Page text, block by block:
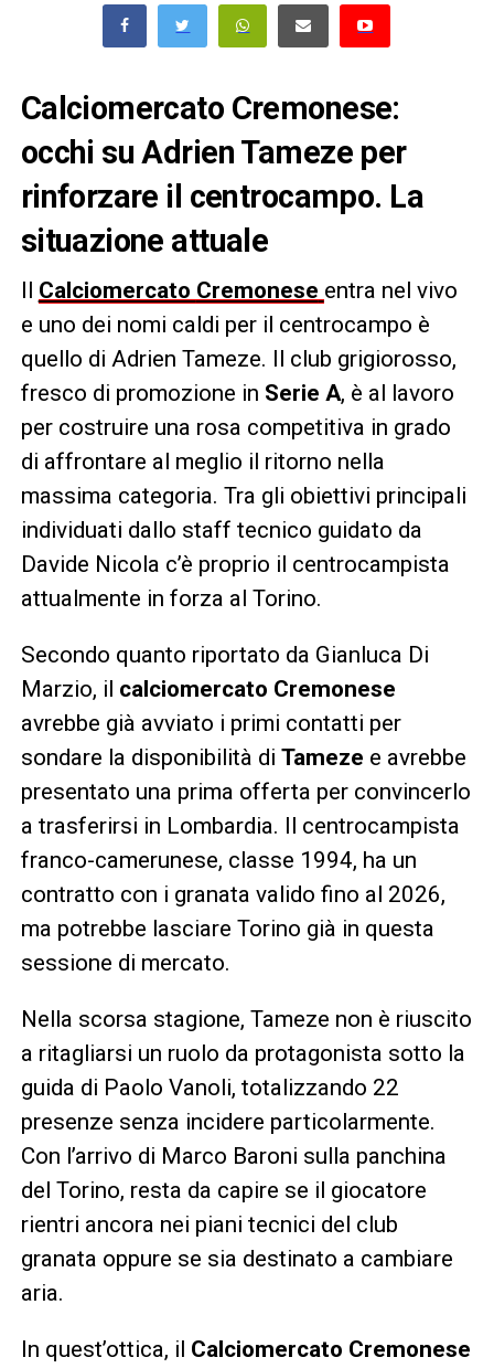
Calciomercato Cremonese:
occhi su Adrien Tameze per
rinforzare il centrocampo. La
situazione attuale
Il Calciomercato Cremonese entra nel vivo
e uno dei nomi caldi per il centrocampo è
quello di Adrien Tameze. Il club grigiorosso,
fresco di promozione in Serie A, è al lavoro
per costruire una rosa competitiva in grado
di affrontare al meglio il ritorno nella
massima categoria. Tra gli obiettivi principali
individuati dallo staff tecnico guidato da
Davide Nicola c’è proprio il centrocampista
attualmente in forza al Torino.
Secondo quanto riportato da Gianluca Di
Marzio, il calciomercato Cremonese
avrebbe già avviato i primi contatti per
sondare la disponibilità di Tameze e avrebbe
presentato una prima offerta per convincerlo
a trasferirsi in Lombardia. Il centrocampista
franco-camerunese, classe 1994, ha un
contratto con i granata valido fino al 2026,
ma potrebbe lasciare Torino già in questa
sessione di mercato.
Nella scorsa stagione, Tameze non è riuscito
a ritagliarsi un ruolo da protagonista sotto la
guida di Paolo Vanoli, totalizzando 22
presenze senza incidere particolarmente.
Con l’arrivo di Marco Baroni sulla panchina
del Torino, resta da capire se il giocatore
rientri ancora nei piani tecnici del club
granata oppure se sia destinato a cambiare
aria.
In quest’ottica, il Calciomercato Cremonese